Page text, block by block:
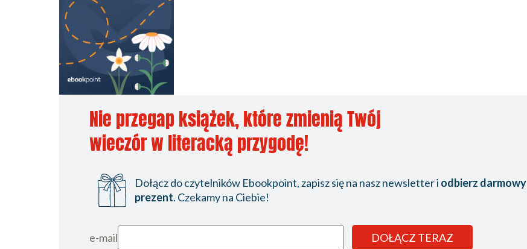
Nie przegap książek, które zmienią Twój
wieczór w literacką przygodę!
Dołącz do czytelników Ebookpoint, zapisz się na nasz newsletter i odbierz darmowy
prezent. Czekamy na Ciebie!
e-mail DOŁĄCZ TERAZ